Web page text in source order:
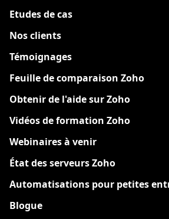
Etudes de cas
Nos clients
Témoignages
Feuille de comparaison Zoho
Obtenir de l'aide sur Zoho
Vidéos de formation Zoho
Webinaires à venir
État des serveurs Zoho
Automatisations pour petites
Blogue